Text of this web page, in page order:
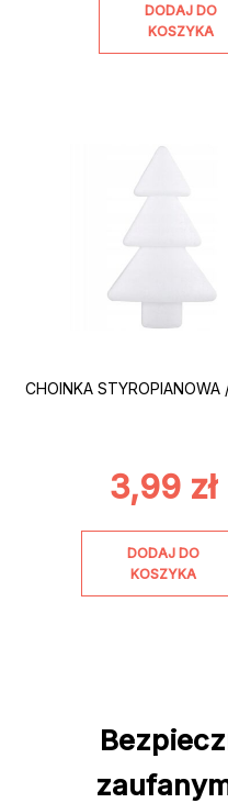
DODAJ DO
KOSZYKA
CHOINKA STYROPIANOWA
3,99 zł
DODAJ DO
KOSZYKA